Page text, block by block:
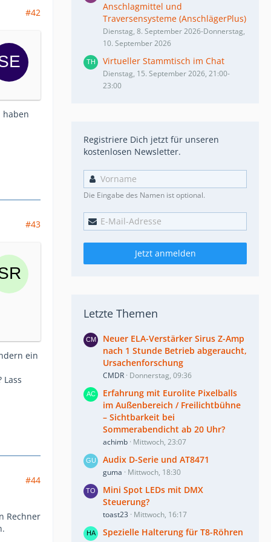
#42
haben
#43
ein
#44
Rechner
Anschlagmittel und
Traversensysteme (AnschlägerPlus)
Dienstag, 8. September 2026-Donnerstag,
10. September 2026
Virtueller Stammtisch im Chat
Dienstag, 15. September 2026, 21:00-
23:00
Registriere Dich jetzt für unseren
kostenlosen Newsletter.
Die Eingabe des Namen ist optional.
Jetzt anmelden
Letzte Themen
Neuer ELA-Verstärker Sirus Z-Amp
nach 1 Stunde Betrieb abgeraucht,
Ursachenforschung
CMDR Donnerstag, 09:36
Erfahrung mit Eurolite Pixelballs
im Außenbereich / Freilichtbühne
– Sichtbarkeit bei
Sommerabendicht ab 20 Uhr?
achimb Mittwoch, 23:07
Audix D-Serie und AT8471
guma Mittwoch, 18:30
Mini Spot LEDs mit DMX
Steuerung?
toast23 Mittwoch, 16:17
Spezielle Halterung für T8-Röhren